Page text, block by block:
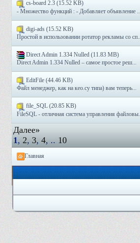
cs-board 2.3 (15.52 KB)
- Множество функций : - Добавляет объявление ...
digi-ads (15.52 KB)
Простой в использовании ротатор рекламы со сп...
Direct Admin 1.334 Nulled (11.83 MB)
Direct Admin 1.334 Nulled – самое простое реш...
EditFile (44.46 KB)
Файл менеджер, как на кео.су типа) вам теперь...
file_SQL (20.85 KB)
FileSQL - отличная система управления файловы...
Далее»
1 , 2, 3, 4, .. 10
Главная